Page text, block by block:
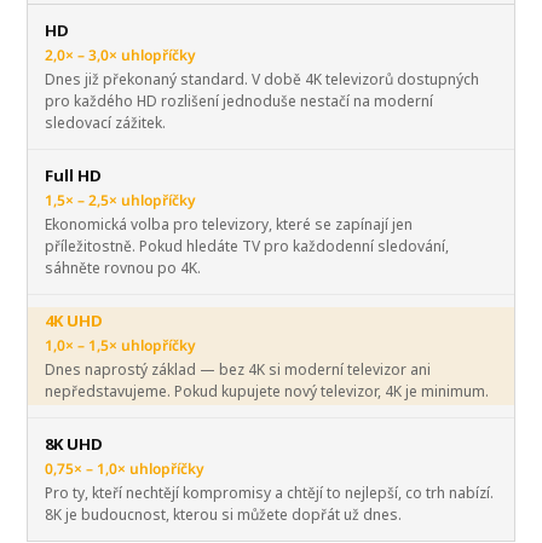
HD
2,0× – 3,0× uhlopříčky
Dnes již překonaný standard. V době 4K televizorů dostupných
pro každého HD rozlišení jednoduše nestačí na moderní
sledovací zážitek.
Full HD
1,5× – 2,5× uhlopříčky
Ekonomická volba pro televizory, které se zapínají jen
příležitostně. Pokud hledáte TV pro každodenní sledování,
sáhněte rovnou po 4K.
4K UHD
1,0× – 1,5× uhlopříčky
Dnes naprostý základ — bez 4K si moderní televizor ani
nepředstavujeme. Pokud kupujete nový televizor, 4K je minimum.
8K UHD
0,75× – 1,0× uhlopříčky
Pro ty, kteří nechtějí kompromisy a chtějí to nejlepší, co trh nabízí.
8K je budoucnost, kterou si můžete dopřát už dnes.